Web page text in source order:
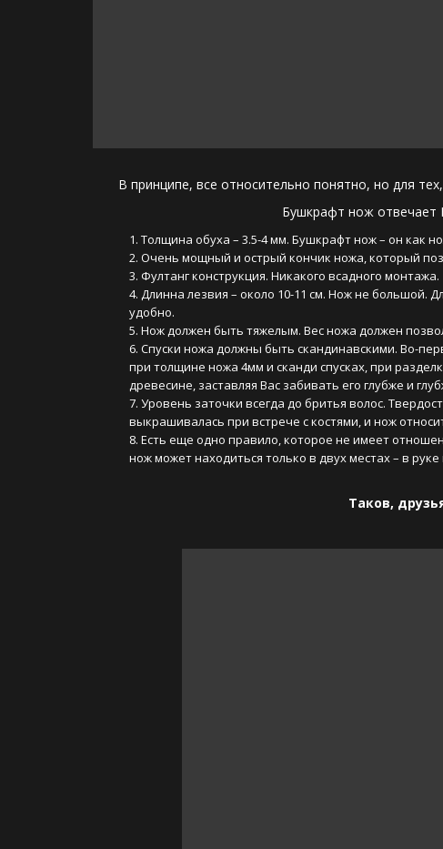
В принципе, все относительно понятно, но для тех,
Бушкрафт нож
Толщина обуха – 3.5-4 мм. Бушкрафт нож – он как
Очень мощный и острый кончик ножа, который
Фултанг конструкция. Никакого всадного монтажа.
Длинна лезвия – около 10-11 см. Нож не большой.
удобно.
Нож должен быть тяжелым. Вес ножа должен
Спуски ножа должны быть скандинавскими. Во-
при толщине ножа 4мм и сканди спусках, при
древесине, заставляя Вас забивать его глубже и
Уровень заточки всегда до бритья волос.
выкрашивалась при встрече с костями, и нож
Есть еще одно правило, которое не имеет
нож может находиться только в двух местах – в
Таков,